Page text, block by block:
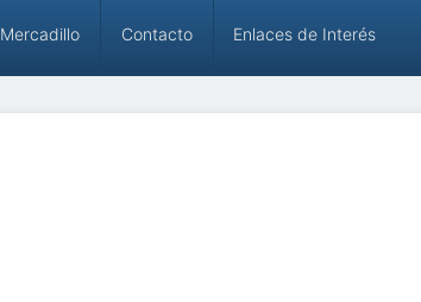
Mercadillo Contacto Enlaces de Interés